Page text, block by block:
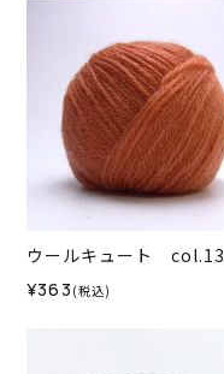
ウールキュート
¥363 (税込)